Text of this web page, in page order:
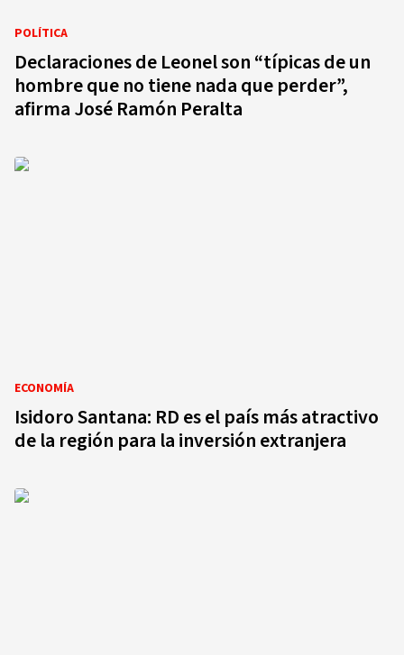
POLÍTICA
Declaraciones de Leonel son “típicas de un
hombre que no tiene nada que perder”,
afirma José Ramón Peralta
ECONOMÍA
Isidoro Santana: RD es el país más atractivo
de la región para la inversión extranjera